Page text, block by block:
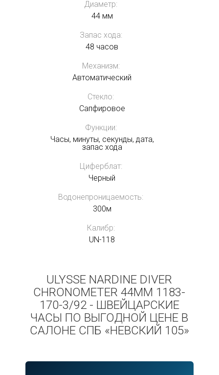
Диаметр:
44 мм
Запас хода:
48 часов
Механизм:
Автоматический
Стекло:
Сапфировое
Функции:
Часы, минуты, секунды, дата,
запас хода
Циферблат:
Черный
Водонепроницаемость:
300м
Калибр:
UN-118
ULYSSE NARDINE DIVER
CHRONOMETER 44MM 1183-
170-3/92 - ШВЕЙЦАРСКИЕ
ЧАСЫ ПО ВЫГОДНОЙ ЦЕНЕ В
САЛОНЕ СПБ «НЕВСКИЙ 105»